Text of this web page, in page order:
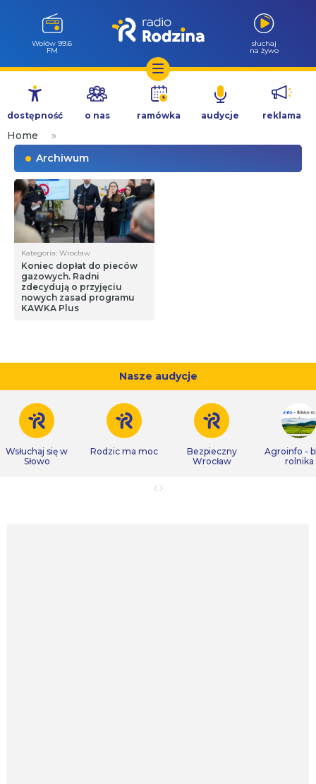
Przejdź
treści
Wołów 99.6
FM
słuchaj
na żywo
dostępność o nas ramówka audycje reklama
Home
»
Archiwum
Kategoria: Wrocław
Koniec dopłat do pieców
gazowych. Radni
zdecydują o przyjęciu
nowych zasad programu
KAWKA Plus
Nasze audycje
Wsłuchaj się w
Słowo
Rodzic ma moc
Bezpieczny
Wrocław
Agroinfo -
rolnika